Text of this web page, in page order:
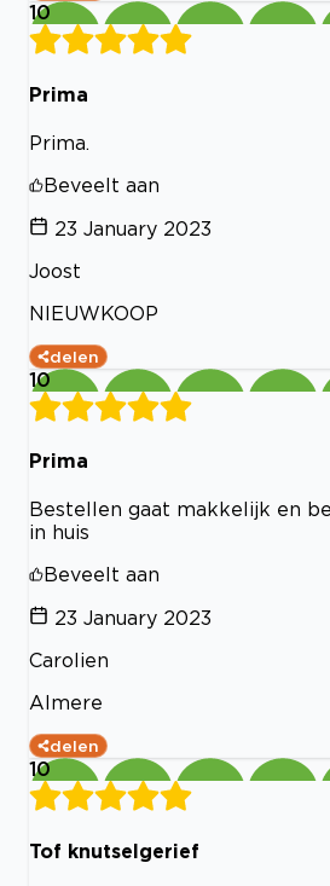
10
Prima
Prima.
Beveelt aan
23 January 2023
Joost
NIEUWKOOP
delen
10
Prima
Bestellen gaat makkelijk en
in huis
Beveelt aan
23 January 2023
Carolien
Almere
delen
10
Tof knutselgerief